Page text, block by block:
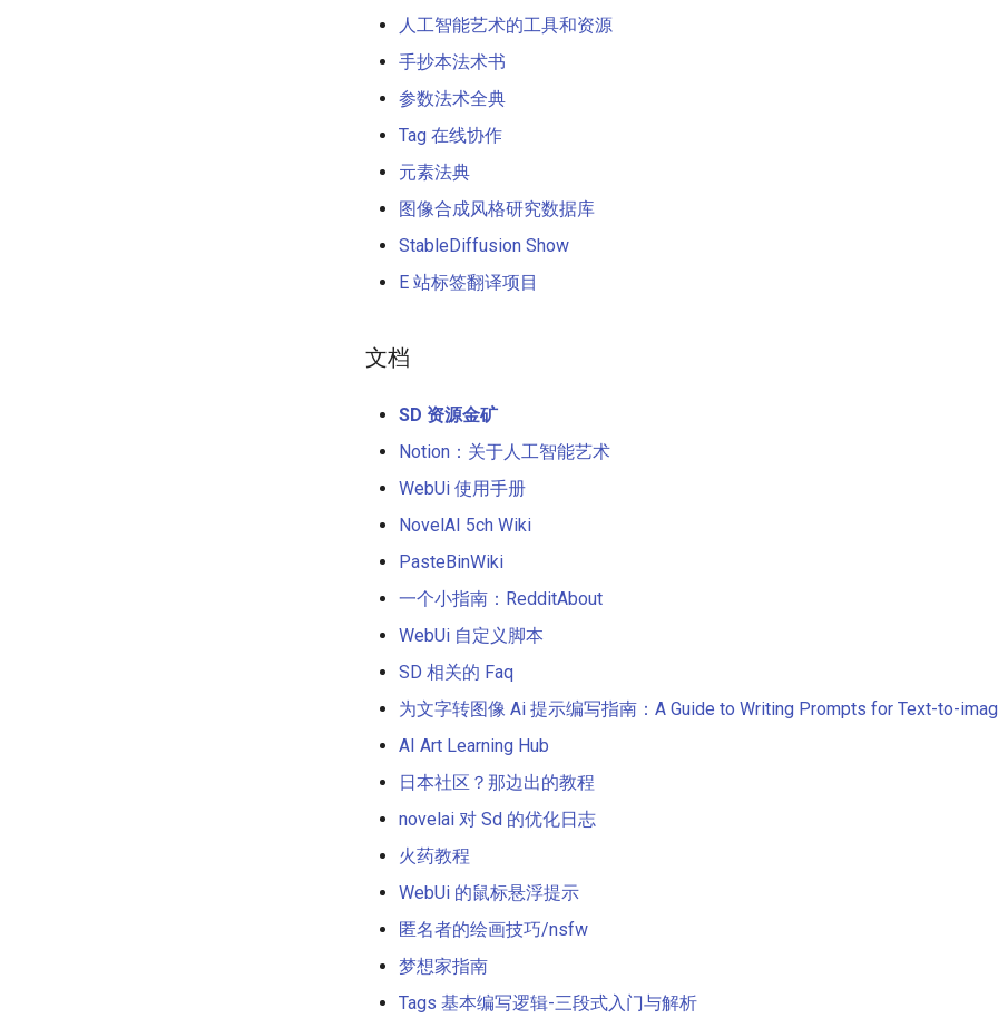
人工智能艺术的工具和资源
手抄本法术书
参数法术全典
Tag 在线协作
元素法典
图像合成风格研究数据库
StableDiffusion Show
E 站标签翻译项目
文档
SD 资源金矿
Notion：关于人工智能艺术
WebUi 使用手册
NovelAI 5ch Wiki
PasteBinWiki
一个小指南：RedditAbout
WebUi 自定义脚本
SD 相关的 Faq
为文字转图像 Ai 提示编写指南：A Guide to Writing Prompts for Text-to-
AI Art Learning Hub
日本社区？那边出的教程
novelai 对 Sd 的优化日志
火药教程
WebUi 的鼠标悬浮提示
匿名者的绘画技巧/nsfw
梦想家指南
Tags 基本编写逻辑-三段式入门与解析